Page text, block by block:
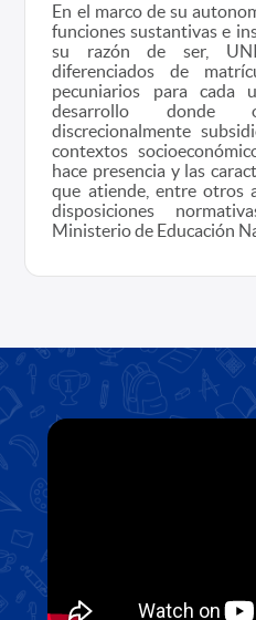
En el marco de su
funciones sustantivas e
su razón de ser,
diferenciados de
pecuniarios para cada
desarrollo donde
discrecionalmente
contextos
hace presencia y las
que atiende, entre otros
disposiciones
Ministerio de Educación